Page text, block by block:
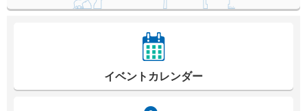
イベントカレンダー